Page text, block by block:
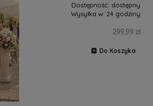
Dostępność: dostępny
Wysyłka w: 24 godziny
299,99 zł
Do Koszyka